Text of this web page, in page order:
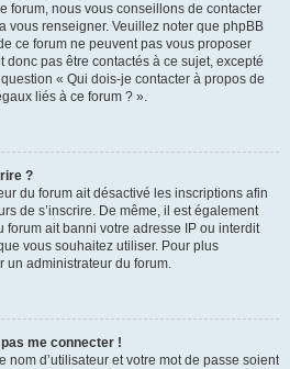
forum, nous vous conseillons de contacter
vous renseigner. Veuillez noter que phpBB
ce forum ne peuvent pas vous proposer
donc pas être contactés à ce sujet, excepté
« Qui dois-je contacter à propos de
liés à ce forum ? ».
?
du forum ait désactivé les inscriptions afin
de s’inscrire. De même, il est également
forum ait banni votre adresse IP ou interdit
vous souhaitez utiliser. Pour plus
un administrateur du forum.
me connecter !
nom d’utilisateur et votre mot de passe soient